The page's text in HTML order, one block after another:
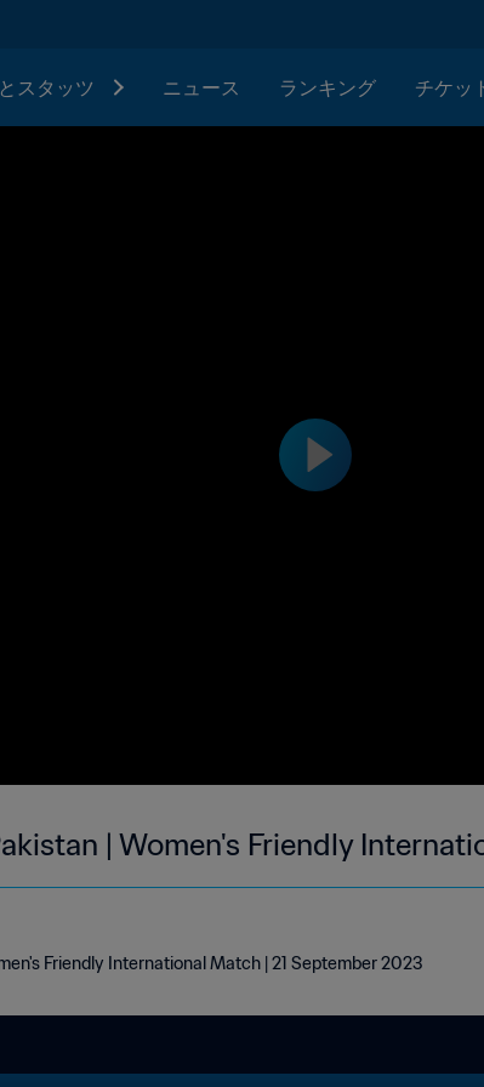
スタッツ ニュース ランキング チケッ
| Women's Friendly
Friendly International Match | 21 September 2023